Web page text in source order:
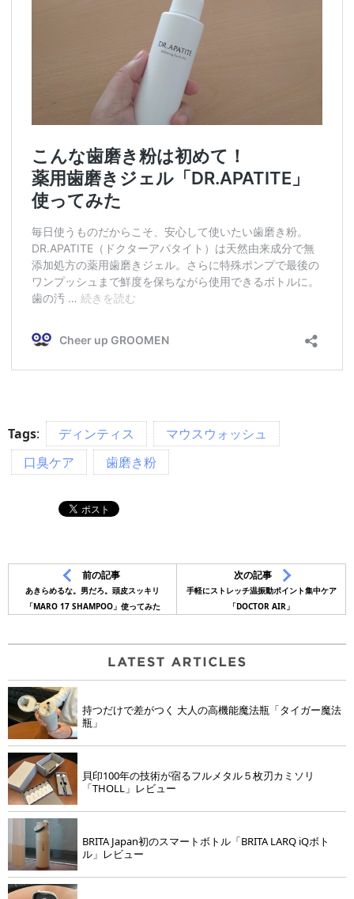
Tags: ディンティス
マウスウォッシュ
口臭ケア
歯磨き粉
前の記事
あきらめるな。男だろ。頭皮スッキリ
「MARO 17 SHAMPOO」使ってみた
次の記事
手軽にストレッチ温振動ポイント集中ケア
「DOCTOR AIR」
持つだけで差がつく 大人の高機能魔法瓶「タイガー魔法
瓶」
貝印100年の技術が宿るフルメタル５枚刃カミソリ
「THOLL」レビュー
BRITA Japan初のスマートボトル「BRITA LARQ iQボト
ル」レビュー